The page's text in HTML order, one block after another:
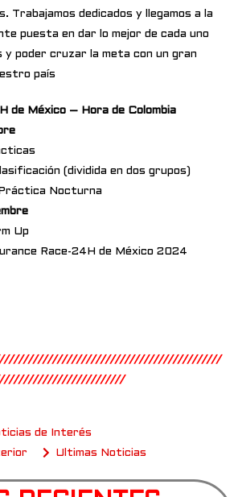
Trabajamos dedicados y llegamos a la
puesta en dar lo mejor de cada uno
y poder cruzar la meta con un gran
país
de México – Hora de Colombia
(dividida en dos grupos)
Nocturna
Up
Race-24H de México 2024
de Interés
Ultimas Noticias